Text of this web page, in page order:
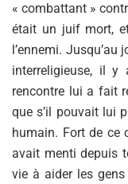
« combattant »
était un juif mort,
l’ennemi.
interreligieuse, il y
rencontre lui a fait
que s’il pouvait lui
humain. Fort de ce
avait menti depuis
vie à aider les